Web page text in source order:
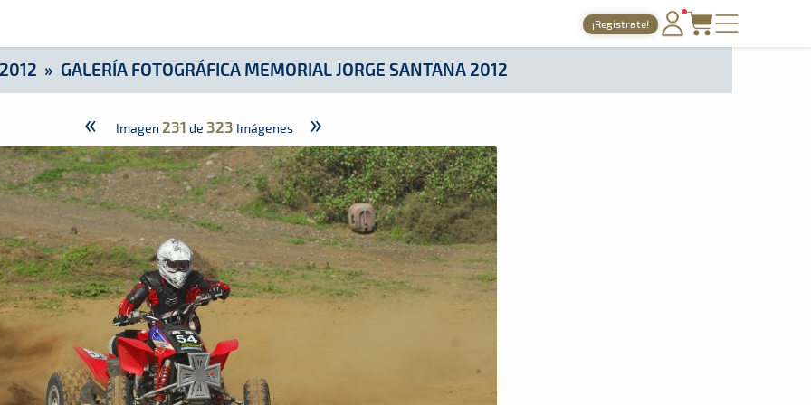
¡Regístrate!
TIEMPOS ONLINE
Santana 2012
2012 » GALERÍA FOTOGRÁFICA MEMORIAL JORGE SANTANA 2012
« Imagen 231 de 323 Imágenes »